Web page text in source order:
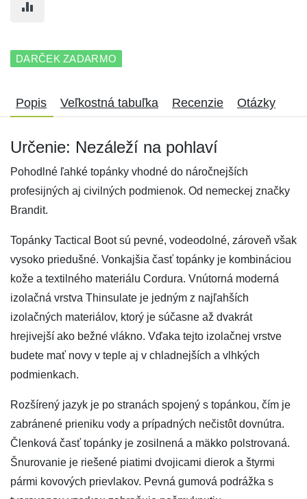
DARČEK ZADARMO
Popis Veľkostná tabuľka Recenzie Otázky
Určenie: Nezáleží na pohlaví
Pohodlné ľahké topánky vhodné do náročnejších
profesijných aj civilných podmienok. Od nemeckej značky
Brandit.
Topánky Tactical Boot sú pevné, vodeodolné, zároveň však
vysoko priedušné. Vonkajšia časť topánky je kombináciou
kože a textilného materiálu Cordura. Vnútorná moderná
izolačná vrstva Thinsulate je jedným z najľahších
izolačných materiálov, ktorý je súčasne až dvakrát
hrejivejší ako bežné vlákno. Vďaka tejto izolačnej vrstve
budete mať novy v teple aj v chladnejších a vlhkých
podmienkach.
Rozšírený jazyk je po stranách spojený s topánkou, čím je
zabránené prieniku vody a prípadných nečistôt dovnútra.
Členková časť topánky je zosilnená a mäkko polstrovaná.
Šnurovanie je riešené piatimi dvojicami dierok a štyrmi
pármi kovových prievlakov. Pevná gumová podrážka s